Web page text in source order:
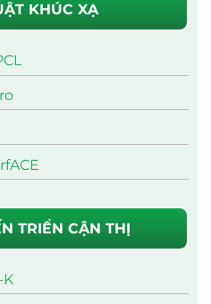
KHÚC XẠ
TRIỂN CẬN THỊ
K